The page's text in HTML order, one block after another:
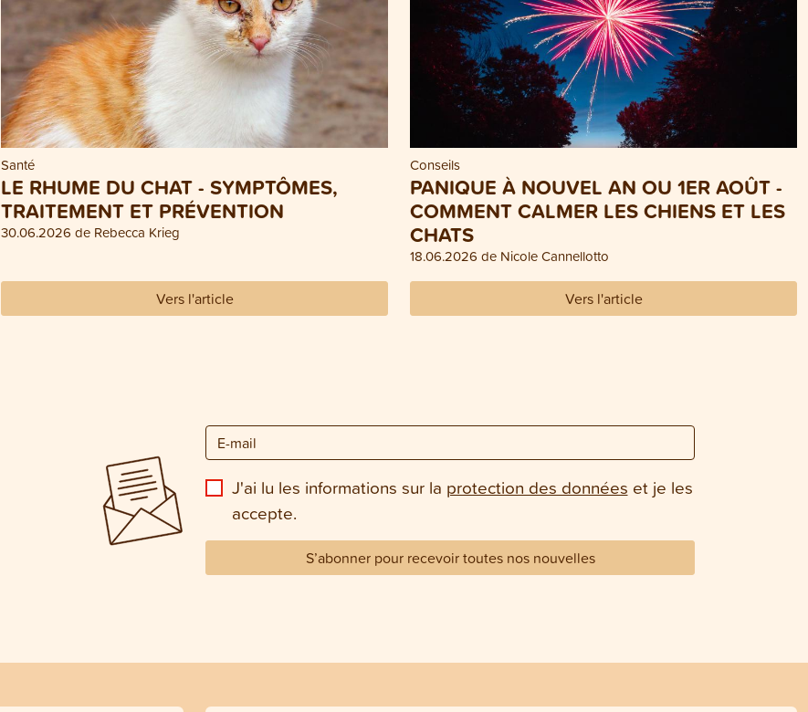
Santé
LE RHUME DU CHAT - SYMPTÔMES,
TRAITEMENT ET PRÉVENTION
30.06.2026 de Rebecca Krieg
Vers l'article
Conseils
PANIQUE À NOUVEL AN OU 1ER AOÛT -
COMMENT CALMER LES CHIENS ET LES
CHATS
18.06.2026 de Nicole Cannellotto
Vers l'article
J'ai lu les informations sur la protection des données et je les
accepte.
S’abonner pour recevoir toutes nos nouvelles